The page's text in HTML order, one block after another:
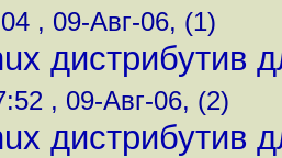
, 09-Авг-06, (1)
дистрибутив
, 09-Авг-06, (2)
дистрибутив